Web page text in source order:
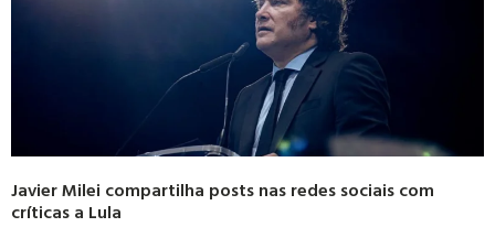
Javier Milei compartilha posts nas redes sociais com
críticas a Lula